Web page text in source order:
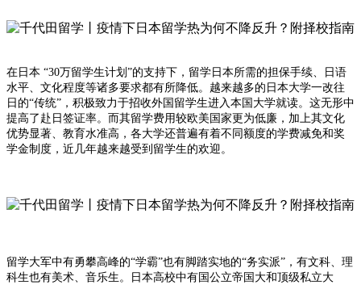
在日本 “30万留学生计划”的支持下，留学日本所需的担保手续、日语
水平、文化程度等诸多要求都有所降低。越来越多的日本大学一改往
日的“传统”，积极致力于招收外国留学生进入本国大学就读。这无形中
提高了赴日签证率。而其留学费用较欧美国家更为低廉，加上其文化
优势显著、教育水准高，各大学还普遍有着不同额度的学费减免和奖
学金制度，近几年越来越受到留学生的欢迎。
留学大军中有勇攀高峰的“学霸”也有脚踏实地的“务实派”，有文科、理
科生也有美术、音乐生。日本高校中有国公立帝国大和顶级私立大